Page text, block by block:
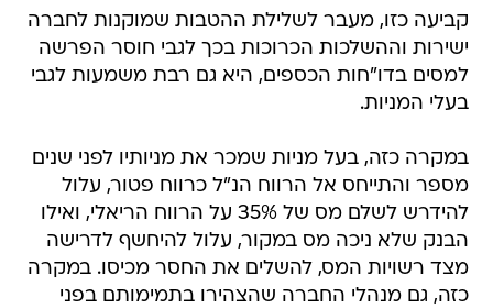
קביעה כזו, מעבר לשלילת ההטבות שמוקנות לחברה
ישירות וההשלכות הכרוכות בכך לגבי חוסר הפרשה
למסים בדו"חות הכספים, היא גם רבת משמעות לגבי
בעלי המניות.
במקרה כזה, בעל מניות שמכר את מניותיו לפני שנים
מספר והתייחס אל הרווח הנ"ל כרווח פטור, עלול
להידרש לשלם מס של 35% על הרווח הריאלי, ואילו
הבנק שלא ניכה מס במקור, עלול להיחשף לדרישה
מצד רשויות המס, להשלים את החסר מכיסו. במקרה
כזה, גם מנהלי החברה שהצהירו בתמימותם בפני